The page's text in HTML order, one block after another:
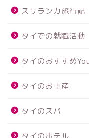
スリランカ旅行記
タイでの就職活動
タイのおすすめ
タイのお土産
タイのスパ